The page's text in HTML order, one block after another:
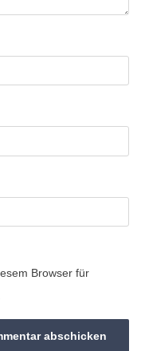
Browser für